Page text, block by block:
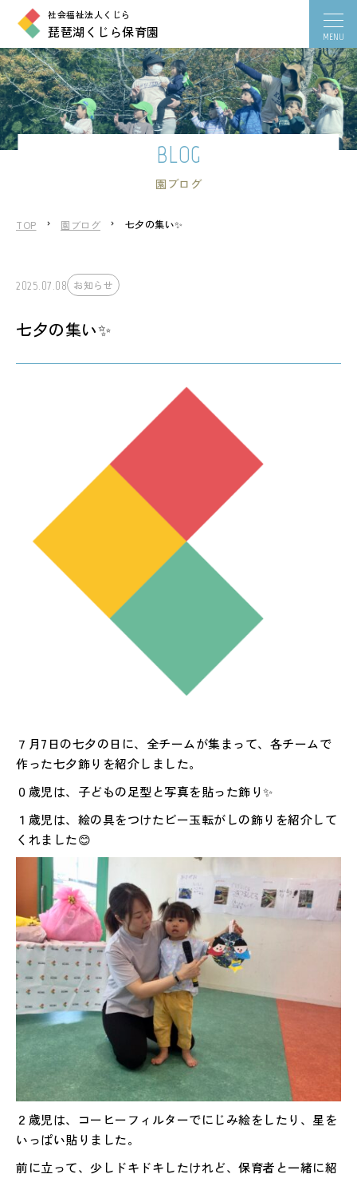
社会福祉法人くじら
琵琶湖くじら保育園
BLOG
園ブログ
TOP 園ブログ 七夕の集い✨
2025.07.08 お知らせ
七夕の集い✨
７月7日の七夕の日に、全チームが集まって、各チームで
作った七夕飾りを紹介しました。
０歳児は、子どもの足型と写真を貼った飾り✨
１歳児は、絵の具をつけたビー玉転がしの飾りを紹介して
くれました😊
２歳児は、コーヒーフィルターでにじみ絵をしたり、星を
いっぱい貼りました。
前に立って、少しドキドキしたけれど、保育者と一緒に紹